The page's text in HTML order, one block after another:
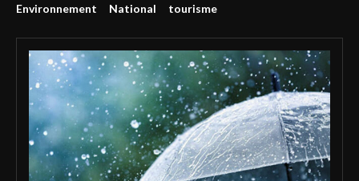
Environnement National tourisme